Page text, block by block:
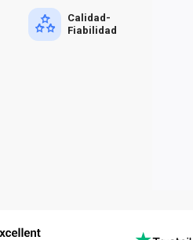
Calidad-
Fiabilidad